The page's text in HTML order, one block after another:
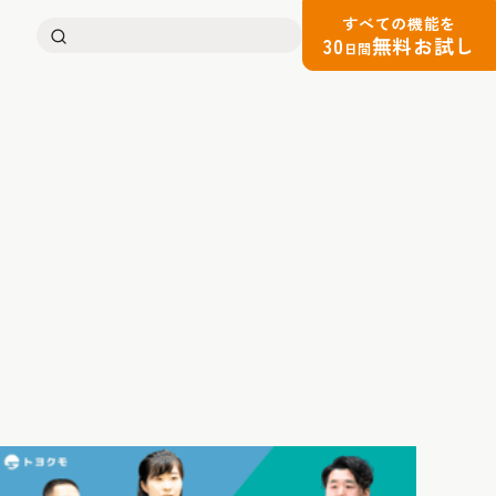
検
すべての機能を
30 日間無料お試し